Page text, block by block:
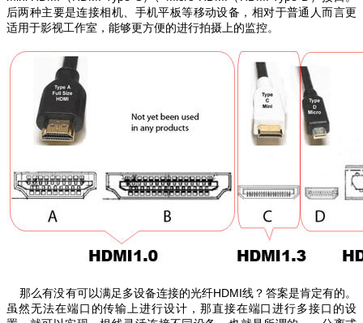
后两种主要是连接相机、手机平板等移动设备，相对于普通人而言更
适用于影视工作室，能够更方便的进行拍摄上的监控。
那么有没有可以满足多设备连接的光纤HDMI线？答案是肯定有的。
虽然无法在端口的传输上进行设计，那直接在端口进行多接口的设